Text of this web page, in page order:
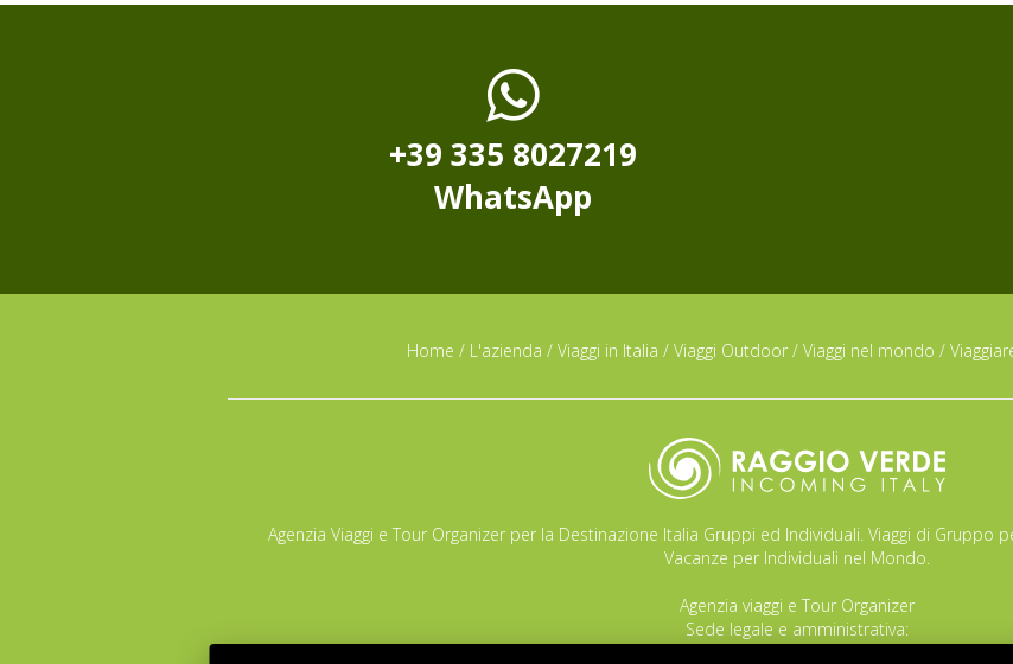
+39 335 8027219
WhatsApp
Home / L'azienda / Viaggi in Italia / Viaggi Outdoor / Viaggi nel mondo /
Agenzia Viaggi e Tour Organizer per la Destinazione Italia Gruppi ed Individuali. Viaggi di Gruppo
Vacanze per Individuali nel Mondo.
Agenzia viaggi e Tour Organizer
Sede legale e amministrativa: